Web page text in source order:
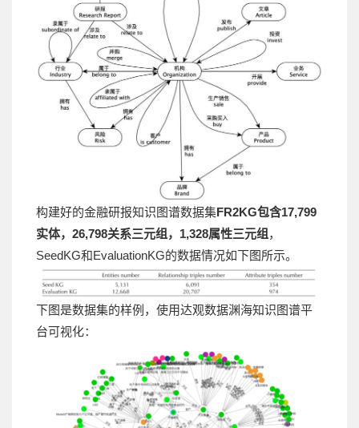
构建好的金融研报知识图谱数据集FR2KG包含17,799
实体，26,798关系三元组，1,328属性三元组，
SeedKG和EvaluationKG的数据情况如下图所示。
下图是数据集的样例，使用达观数据渊海知识图谱平
台可视化：